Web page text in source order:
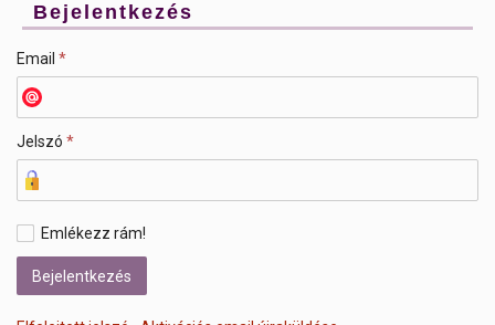
Bejelentkezés
Email *
Jelszó *
Emlékezz rám!